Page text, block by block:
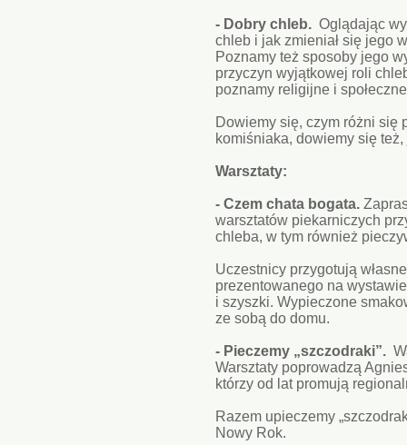
- Dobry chleb. Oglądając
chleb i jak zmieniał się jego
Poznamy też sposoby jego
przyczyn wyjątkowej roli
poznamy religijne i
Dowiemy się, czym różni się
komiśniaka, dowiemy się
Warsztaty:
- Czem chata bogata.
warsztatów piekarniczych
chleba, w tym również
Uczestnicy przygotują
prezentowanego na
i szyszki. Wypieczone
ze sobą do domu.
- Pieczemy „szczodraki”.
Warsztaty poprowadzą
którzy od lat promują
Razem upieczemy
Nowy Rok.